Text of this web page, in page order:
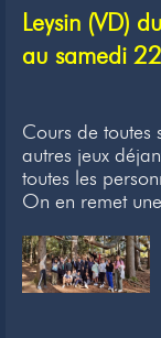
Leysin (VD)
au samedi
Cours de toutes
autres jeux
toutes les
On en remet